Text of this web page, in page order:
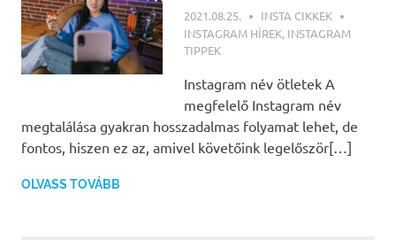
2021.08.25.
INSTA CIKKEK
INSTAGRAM HÍREK, INSTAGRAM
TIPPEK
Instagram név ötletek A
megfelelő Instagram név
megtalálása gyakran hosszadalmas folyamat lehet, de
fontos, hiszen ez az, amivel követőink legelőször[…]
OLVASS TOVÁBB